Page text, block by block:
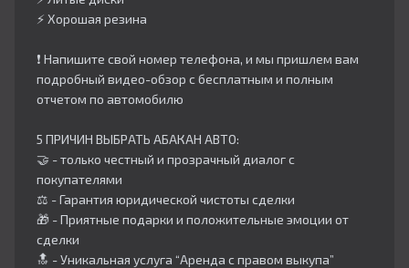
⚡️ Хорошая резина
❗️ Напишите свой номер телефона, и мы пришлем вам
подробный видео-обзор с бесплатным и полным
отчетом по автомобилю
5 ПРИЧИН ВЫБРАТЬ АБАКАН АВТО:
🤝 - только честный и прозрачный диалог с
покупателями
⚖️ - Гарантия юридической чистоты сделки
🎁 - Приятные подарки и положительные эмоции от
сделки
🔝 - Уникальная услуга “Аренда с правом выкупа”